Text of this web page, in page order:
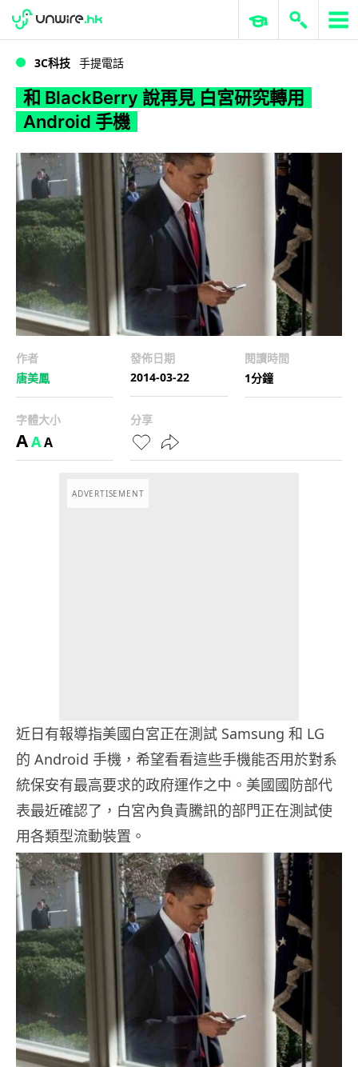
WWDC 2026 ERP 與商業 AI
3C科技 手提電話
和 BlackBerry 說再見 白宮研究轉用
Android 手機
作者
唐美鳳
發佈日期
2014-03-22
閱讀時間
1分鐘
字體大小
AAA
分享
ADVERTISEMENT
近日有報導指美國白宮正在測試 Samsung 和 LG
的 Android 手機，希望看看這些手機能否用於對系
統保安有最高要求的政府運作之中。美國國防部代
表最近確認了，白宮內負責騰訊的部門正在測試使
用各類型流動裝置。